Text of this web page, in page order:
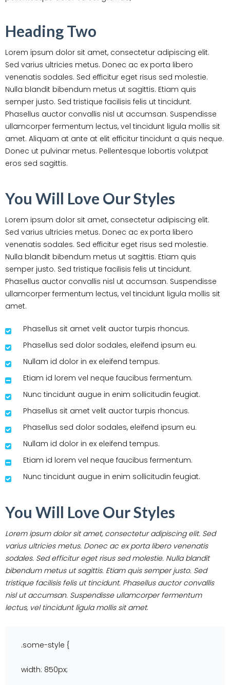
Heading Two
Lorem ipsum dolor sit amet, consectetur adipiscing elit.
Sed varius ultricies metus. Donec ac ex porta libero
venenatis sodales. Sed efficitur eget risus sed molestie.
Nulla blandit bibendum metus ut sagittis. Etiam quis
semper justo. Sed tristique facilisis felis ut tincidunt.
Phasellus auctor convallis nisl ut accumsan. Suspendisse
ullamcorper fermentum lectus, vel tincidunt ligula mollis sit
amet. Aliquam at ante at elit efficitur tincidunt a quis neque.
Donec ut pulvinar metus. Pellentesque lobortis volutpat
eros sed sagittis.
You Will Love Our Styles
Lorem ipsum dolor sit amet, consectetur adipiscing elit.
Sed varius ultricies metus. Donec ac ex porta libero
venenatis sodales. Sed efficitur eget risus sed molestie.
Nulla blandit bibendum metus ut sagittis. Etiam quis
semper justo. Sed tristique facilisis felis ut tincidunt.
Phasellus auctor convallis nisl ut accumsan. Suspendisse
ullamcorper fermentum lectus, vel tincidunt ligula mollis sit
amet.
Phasellus sit amet velit auctor turpis rhoncus.
Phasellus sed dolor sodales, eleifend ipsum eu.
Nullam id dolor in ex eleifend tempus.
Etiam id lorem vel neque faucibus fermentum.
Nunc tincidunt augue in enim sollicitudin feugiat.
Phasellus sit amet velit auctor turpis rhoncus.
Phasellus sed dolor sodales, eleifend ipsum eu.
Nullam id dolor in ex eleifend tempus.
Etiam id lorem vel neque faucibus fermentum.
Nunc tincidunt augue in enim sollicitudin feugiat.
You Will Love Our Styles
Lorem ipsum dolor sit amet, consectetur adipiscing elit. Sed
varius ultricies metus. Donec ac ex porta libero venenatis
sodales. Sed efficitur eget risus sed molestie. Nulla blandit
bibendum metus ut sagittis. Etiam quis semper justo. Sed
tristique facilisis felis ut tincidunt. Phasellus auctor convallis
nisl ut accumsan. Suspendisse ullamcorper fermentum
lectus, vel tincidunt ligula mollis sit amet.
.some-style {
width: 850px;